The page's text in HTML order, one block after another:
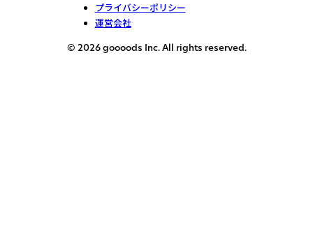
プライバシーポリシー
運営会社
© 2026 goooods Inc. All rights reserved.